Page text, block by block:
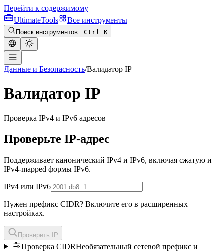
Перейти к содержимому
UltimateTools Все инструменты
Поиск инструментов...Ctrl K
Данные и Безопасность/Валидатор IP
Валидатор IP
Проверка IPv4 и IPv6 адресов
Проверьте IP-адрес
Поддерживает канонический IPv4 и IPv6, включая сжатую и
IPv4-mapped формы IPv6.
IPv4 или IPv6
Нужен префикс CIDR? Включите его в расширенных
настройках.
Проверить IP
Проверка CIDRНеобязательный сетевой префикс и